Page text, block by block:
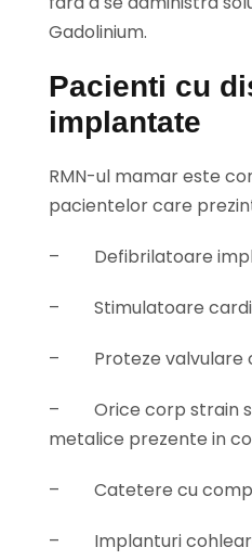
Gadolinium.
Pacienti cu
implantate
RMN-ul mamar este
pacientelor care
– Defibrilatoare
– Stimulatoare
– Proteze valvulare
–
Orice corp strain
metalice prezente in
– Catetere cu
– Implanturi